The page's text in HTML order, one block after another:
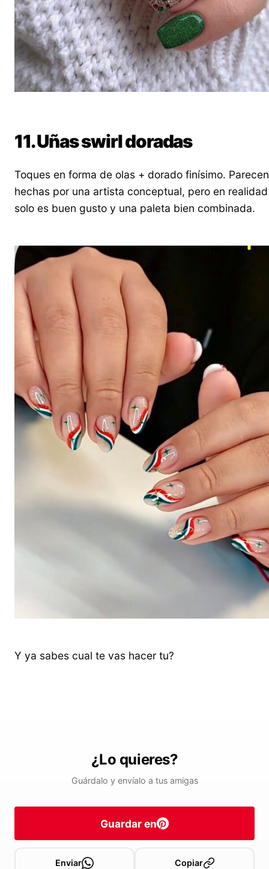
11. Uñas swirl doradas
Toques en forma de olas + dorado finísimo. Parecen
hechas por una artista conceptual, pero en realidad
solo es buen gusto y una paleta bien combinada.
Y ya sabes cual te vas hacer tu?
¿Lo quieres?
Guárdalo y envíalo a tus amigas
Guardar en
Enviar Copiar